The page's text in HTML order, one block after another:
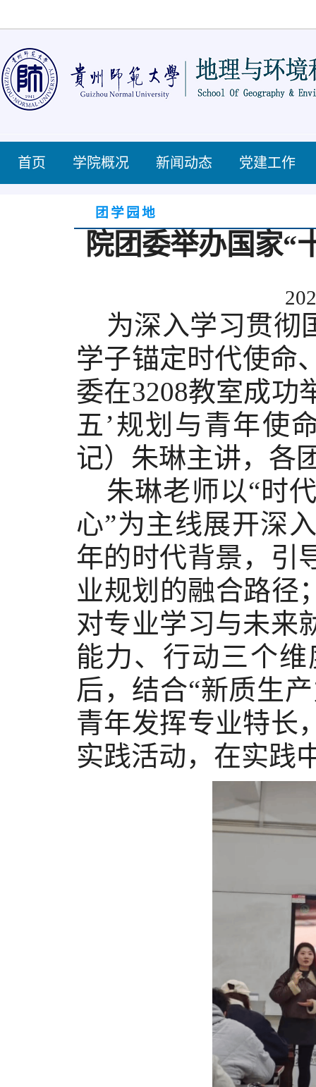
首页 学院概况 新闻动态 党建工作
团学园地
院团委举办国家“
为深入学习贯彻
学子锚定时代使命
委在3208教室成
五’规划与青年使
记）朱琳主讲，各
朱琳老师以“时
心”为主线展开深
年的时代背景，引
业规划的融合路径
对专业学习与未来
能力、行动三个
后，结合“新质生
青年发挥专业特长
实践活动，在实践